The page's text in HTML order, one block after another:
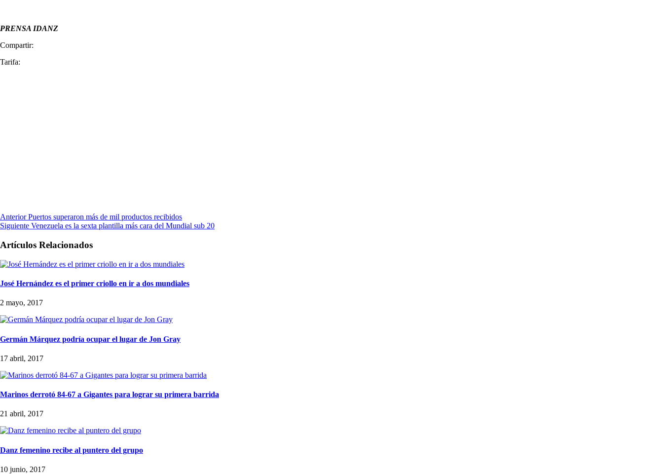
PRENSA IDANZ
Compartir:
Tarifa:
Anterior Puertos superaron más de mil productos recibidos
Siguiente Venezuela es la sexta plantilla más cara del Mundial sub 20
Artículos Relacionados
José Hernández es el primer criollo en ir a dos mundiales
2 mayo, 2017
Germán Márquez podría ocupar el lugar de Jon Gray
17 abril, 2017
Marinos derrotó 84-67 a Gigantes para lograr su primera barrida
21 abril, 2017
Danz femenino recibe al puntero del grupo
10 junio, 2017